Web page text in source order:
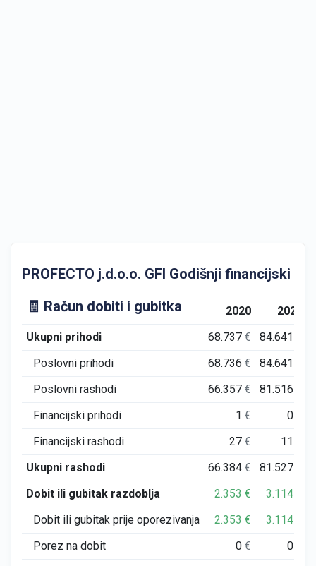
PROFECTO j.d.o.o. GFI Godišnji financijski
🧾 Račun dobiti i gubitka
2020
2021
Ukupni prihodi
68.737€ 84.641
Poslovni prihodi
68.736€ 84.641
Poslovni rashodi
66.357€ 81.516
Financijski prihodi
1€ 0
Financijski rashodi
27€ 11
Ukupni rashodi
66.384€ 81.527
Dobit ili gubitak razdoblja
2.353€ 3.114
Dobit ili gubitak prije oporezivanja
2.353€ 3.114
Porez na dobit
0€ 0